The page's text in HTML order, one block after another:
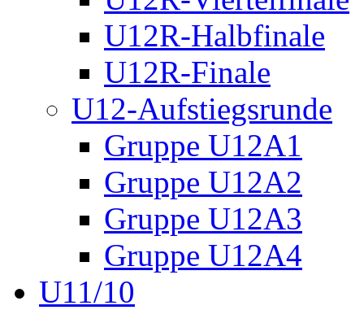
U12R-Halbfinale
U12R-Finale
U12-Aufstiegsrunde
Gruppe U12A1
Gruppe U12A2
Gruppe U12A3
Gruppe U12A4
U11/10